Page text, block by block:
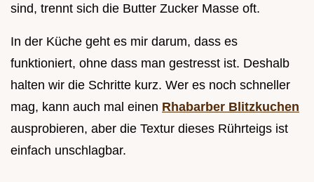
sind, trennt sich die Butter Zucker Masse oft.
In der Küche geht es mir darum, dass es
funktioniert, ohne dass man gestresst ist. Deshalb
halten wir die Schritte kurz. Wer es noch schneller
mag, kann auch mal einen Rhabarber Blitzkuchen
ausprobieren, aber die Textur dieses Rührteigs ist
einfach unschlagbar.